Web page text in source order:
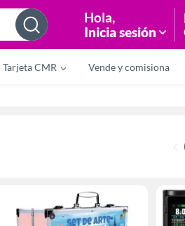
Hola,
Inicia sesión
Tarjeta CMR Vende y comisiona